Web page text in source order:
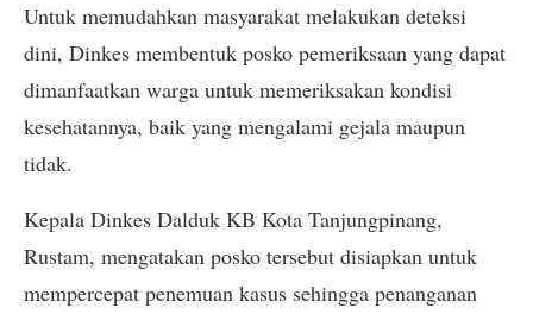
Untuk memudahkan masyarakat melakukan deteksi
dini, Dinkes membentuk posko pemeriksaan yang dapat
dimanfaatkan warga untuk memeriksakan kondisi
kesehatannya, baik yang mengalami gejala maupun
tidak.
Kepala Dinkes Dalduk KB Kota Tanjungpinang,
Rustam, mengatakan posko tersebut disiapkan untuk
mempercepat penemuan kasus sehingga penanganan